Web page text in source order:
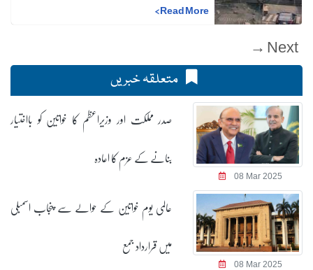
Read More
>
Next →
متعلقہ خبریں
08 Mar 2025
صدر مملکت اور وزیراعظم کا خواتین کو بااختیار
بنانے کے عزم کا اعادہ
08 Mar 2025
عالمی یوم خواتین کے حوالے سے پنجاب اسمبلی
میں قرارداد جمع